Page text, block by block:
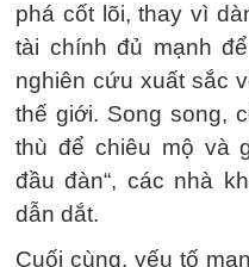
phá cốt lõi, thay vì
tài chính đủ mạnh
nghiên cứu xuất sắc
thế giới. Song song,
thù để chiêu mộ và
đầu đàn“, các nhà
dẫn dắt.
Cuối cùng, yếu tố